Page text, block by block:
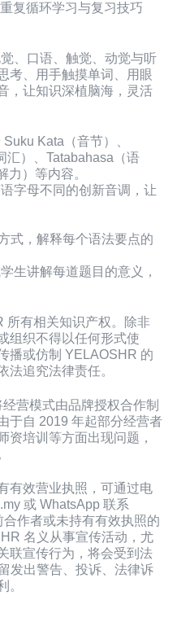
复循环学习与复习技巧
、口语、触觉、动觉与听
考、用手触摸单词、用眼
，让知识深植脑海，灵活
Kata（音节）、
汇）、Tatabahasa（语
力）等内容。
字母不同的创新音调，让
式，解释每个语法要点的
生讲解每道题目的意义，
所有相关知识产权。除非
组织不得以任何形式使
播或仿制 YELAOSHR 的
法追究法律责任。
营模式由品牌授权合作制
于自 2019 年起部分经营者
资培训等方面出现问题，
有效营业执照，可通过电
或 WhatsApp 联系
作者或未持有有效执照的
名义从事宣传活动，尤
联宣传行为，将会受到法
发出警告、投诉、法律诉
。